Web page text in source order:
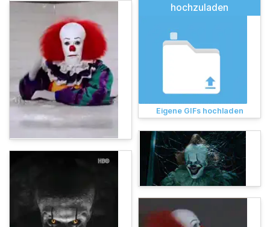
hochzuladen
Eigene GIFs hochladen